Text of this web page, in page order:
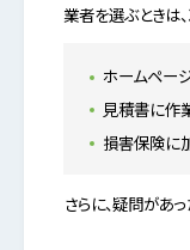
業者を選ぶときは
ホームペー
見積書に作
損害保険に
さらに、疑問があ